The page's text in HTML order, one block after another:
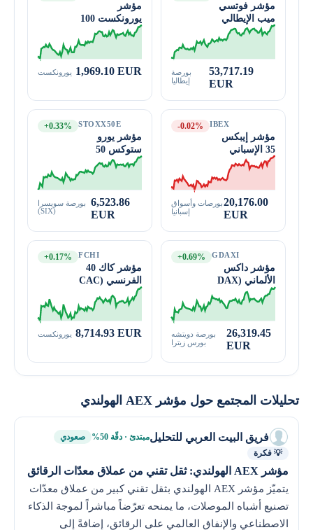
مؤشر فوتسي
ميب الإيطالي
53,717.19
EUR
بورصة
إيطاليا
مؤشر
يورونكست 100
1,969.10 EUR يورونكست
IBEX
مؤشر إيبكس
35 الإسباني
-0.02%
20,176.00
EUR
بورصات وأسواق
إسبانيا
STOXX50E
مؤشر يورو
ستوكس 50
+0.33%
6,523.86
EUR
بورصة سويسرا
(SIX)
GDAXI
مؤشر داكس
الألماني (DAX
40)
+0.69%
26,319.45
EUR
بورصة دويتشه
بورس زيترا
FCHI
مؤشر كاك 40
الفرنسي (CAC
40)
+0.17%
8,714.93 EUR يورونكست
تحليلات المجتمع حول مؤشر AEX الهولندي
فريق البيت العربي للتحليلمبتدئ · دقّة 50%
صعودي
💡 فكرة
مؤشر AEX الهولندي: ثقل تقني من عملاق معدّات الرقائق
يتميّز مؤشر AEX الهولندي بثقل تقني كبير من عملاق معدّات
تصنيع أشباه الموصلات، ما يمنحه تعرّضاً مباشراً لموجة الذكاء
الاصطناعي والإنفاق العالمي على الرقائق، إضافةً إلى